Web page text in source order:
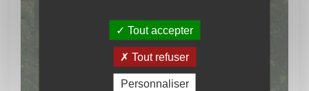
Découvrez
le patrimoine vert
Tout accepter
Tout refuser
Personnaliser